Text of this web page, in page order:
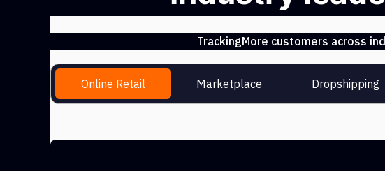
TrackingMore customers across
Online Retail Marketplace Dropshipping